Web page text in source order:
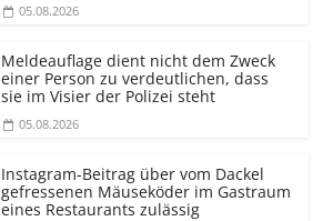
05.08.2026
Meldeauflage dient nicht dem Zweck
einer Person zu verdeutlichen, dass
sie im Visier der Polizei steht
05.08.2026
Instagram-Beitrag über vom Dackel
gefressenen Mäuseköder im Gastraum
eines Restaurants zulässig